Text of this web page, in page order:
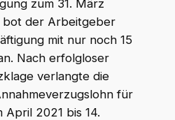
zum 31. März
bot der Arbeitgeber
mit nur noch 15
Nach erfolgloser
verlangte die
für
April 2021 bis 14.